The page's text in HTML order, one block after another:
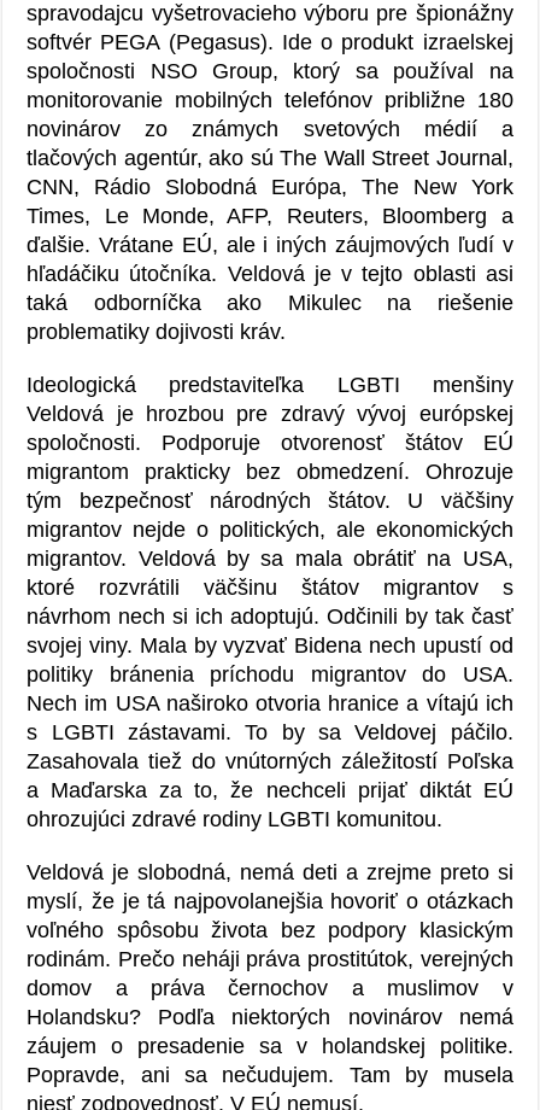
spravodajcu vyšetrovacieho výboru pre špionážny
softvér PEGA (Pegasus). Ide o produkt izraelskej
spoločnosti NSO Group, ktorý sa používal na
monitorovanie mobilných telefónov približne 180
novinárov zo známych svetových médií a
tlačových agentúr, ako sú The Wall Street Journal,
CNN, Rádio Slobodná Európa, The New York
Times, Le Monde, AFP, Reuters, Bloomberg a
ďalšie. Vrátane EÚ, ale i iných záujmových ľudí v
hľadáčiku útočníka. Veldová je v tejto oblasti asi
taká odborníčka ako Mikulec na riešenie
problematiky dojivosti kráv.
Ideologická predstaviteľka LGBTI menšiny
Veldová je hrozbou pre zdravý vývoj európskej
spoločnosti. Podporuje otvorenosť štátov EÚ
migrantom prakticky bez obmedzení. Ohrozuje
tým bezpečnosť národných štátov. U väčšiny
migrantov nejde o politických, ale ekonomických
migrantov. Veldová by sa mala obrátiť na USA,
ktoré rozvrátili väčšinu štátov migrantov s
návrhom nech si ich adoptujú. Odčinili by tak časť
svojej viny. Mala by vyzvať Bidena nech upustí od
politiky bránenia príchodu migrantov do USA.
Nech im USA naširoko otvoria hranice a vítajú ich
s LGBTI zástavami. To by sa Veldovej páčilo.
Zasahovala tiež do vnútorných záležitostí Poľska
a Maďarska za to, že nechceli prijať diktát EÚ
ohrozujúci zdravé rodiny LGBTI komunitou.
Veldová je slobodná, nemá deti a zrejme preto si
myslí, že je tá najpovolanejšia hovoriť o otázkach
voľného spôsobu života bez podpory klasickým
rodinám. Prečoneháji práva prostitútok, verejných
domov apráva černochov a muslimov v
Holandsku? Podľa niektorých novinárov nemá
záujem o presadenie sa v holandskej politike.
Popravde, ani sa nečudujem. Tam by musela
niesť zodpovednosť. V EÚ nemusí.